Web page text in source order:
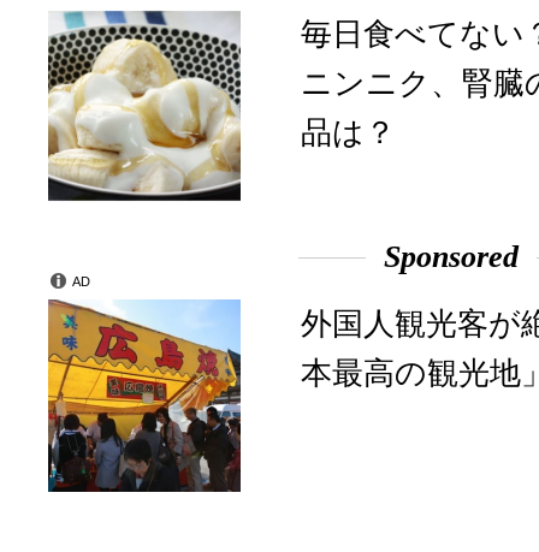
毎日食べてない
ニンニク、腎臓
品は？
Sponsored
外国人観光客が
本最高の観光地
AD